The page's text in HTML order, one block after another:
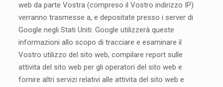
web da parte Vostra (compreso il Vostro indirizzo IP)
verranno trasmesse a, e depositate presso i server di
Google negli Stati Uniti. Google utilizzerà queste
informazioni allo scopo di tracciare e esaminare il
Vostro utilizzo del sito web, compilare report sulle
attivita del sito web per gli operatori del sito web e
fornire altri servizi relativi alle attivita del sito web e